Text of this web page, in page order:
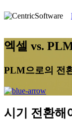
엑셀 vs.
PLM으로의 전
시기 전환해